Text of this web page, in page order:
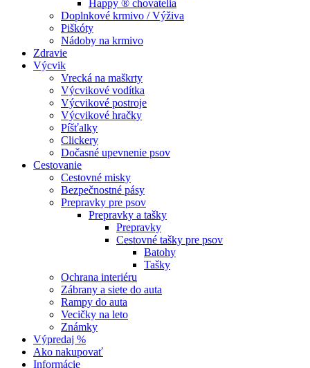
Happy ® chovatelia
Doplnkové krmivo / Výživa
Piškóty
Nádoby na krmivo
Zdravie
Výcvik
Vrecká na maškrty
Výcvikové vodítka
Výcvikové postroje
Výcvikové hračky
Píšťalky
Clickery
Dočasné upevnenie psov
Cestovanie
Cestovné misky
Bezpečnostné pásy
Prepravky pre psov
Prepravky a tašky
Prepravky
Cestovné tašky pre psov
Batohy
Tašky
Ochrana interiéru
Zábrany a siete do auta
Rampy do auta
Vecičky na leto
Známky
Výpredaj %
Ako nakupovať
Informácie